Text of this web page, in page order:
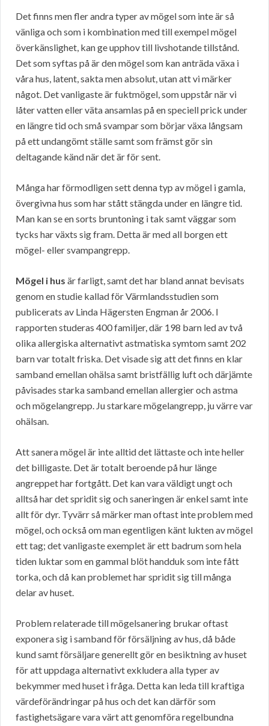
Det finns men fler andra typer av mögel som inte är så
vänliga och som i kombination med till exempel mögel
överkänslighet, kan ge upphov till livshotande tillstånd.
Det som syftas på är den mögel som kan anträda växa i
våra hus, latent, sakta men absolut, utan att vi märker
något. Det vanligaste är fuktmögel, som uppstår när vi
låter vatten eller väta ansamlas på en speciell prick under
en längre tid och små svampar som börjar växa långsam
på ett undangömt ställe samt som främst gör sin
deltagande känd när det är för sent.
Många har förmodligen sett denna typ av mögel i gamla,
övergivna hus som har stått stängda under en längre tid.
Man kan se en sorts bruntoning i tak samt väggar som
tycks har växts sig fram. Detta är med all borgen ett
mögel- eller svampangrepp.
Mögel i hus är farligt, samt det har bland annat bevisats
genom en studie kallad för Värmlandsstudien som
publicerats av Linda Hägersten Engman år 2006. I
rapporten studeras 400 familjer, där 198 barn led av två
olika allergiska alternativt astmatiska symtom samt 202
barn var totalt friska. Det visade sig att det finns en klar
samband emellan ohälsa samt bristfällig luft och därjämte
påvisades starka samband emellan allergier och astma
och mögelangrepp. Ju starkare mögelangrepp, ju värre var
ohälsan.
Att sanera mögel är inte alltid det lättaste och inte heller
det billigaste. Det är totalt beroende på hur länge
angreppet har fortgått. Det kan vara väldigt ungt och
alltså har det spridit sig och saneringen är enkel samt inte
allt för dyr. Tyvärr så märker man oftast inte problem med
mögel, och också om man egentligen känt lukten av mögel
ett tag; det vanligaste exemplet är ett badrum som hela
tiden luktar som en gammal blöt handduk som inte fått
torka, och då kan problemet har spridit sig till många
delar av huset.
Problem relaterade till mögelsanering brukar oftast
exponera sig i samband för försäljning av hus, då både
kund samt försäljare generellt gör en besiktning av huset
för att uppdaga alternativt exkludera alla typer av
bekymmer med huset i fråga. Detta kan leda till kraftiga
värdeförändringar på hus och det kan därför som
fastighetsägare vara värt att genomföra regelbundna